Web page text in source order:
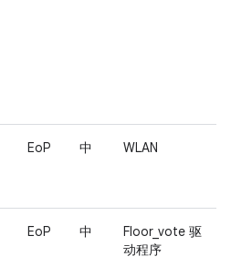
EoP 中 WLAN
EoP 中
Floor_vote 驱
动程序